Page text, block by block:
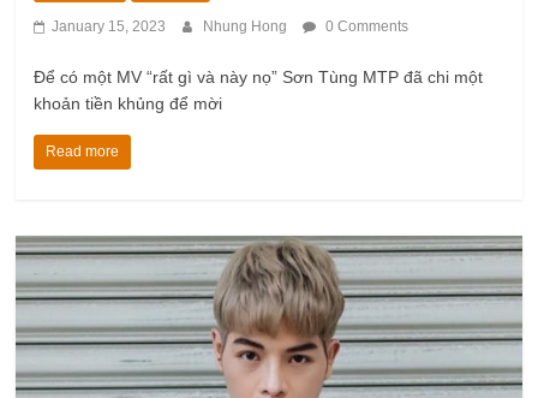
January 15, 2023 Nhung Hong 0 Comments
Để có một MV “rất gì và này nọ” Sơn Tùng MTP đã chi một
khoản tiền khủng để mời
Read more